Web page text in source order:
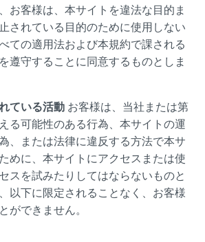
お客様は、本サイトを違法な目的ま
されている目的のために使用しない
ての適用法および本規約で課される
遵守することに同意するものとしま
ている活動 お客様は、当社または第
る可能性のある行為、本サイトの運
、または法律に違反する方法で本サ
めに、本サイトにアクセスまたは使
スを試みたりしてはならないものと
以下に限定されることなく、お客様
ができません。